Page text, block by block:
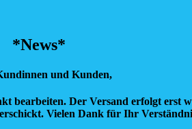
*News*
und Kunden,
bearbeiten. Der Versand erfolgt erst
Vielen Dank für Ihr